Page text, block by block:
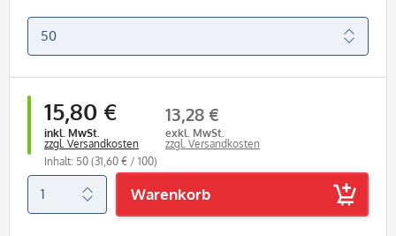
15,80 €
inkl. MwSt.
zzgl. Versandkosten
13,28 €
exkl. MwSt.
zzgl. Versandkosten
Inhalt: 50 (31,60 € / 100)
Warenkorb